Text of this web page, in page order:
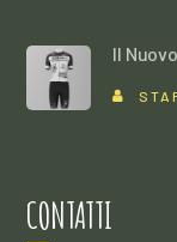
Il
CONTATTI